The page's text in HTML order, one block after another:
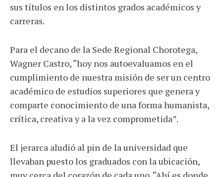
sus títulos en los distintos grados académicos y
carreras.
Para el decano de la Sede Regional Chorotega,
Wagner Castro, “hoy nos autoevaluamos en el
cumplimiento de nuestra misión de ser un centro
académico de estudios superiores que genera y
comparte conocimiento de una forma humanista,
crítica, creativa y a la vez comprometida”.
El jerarca aludió al pin de la universidad que
llevaban puesto los graduados con la ubicación,